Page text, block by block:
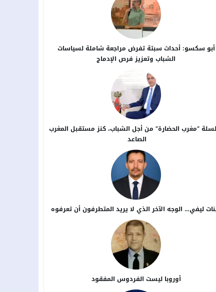
أبو سكسو: أحداث سبتة تفرض مراجعة شاملة لسياسات
الشباب وتعزيز فرص الإدماج
“مغرب الحضارة” من أجل ​الشباب، كنز مستقبل المغرب
الصاعد
ليفي… الوجه الآخر الذي لا يريد المتطرفون أن تعرفوه
أوروبا ليست الفردوس المفقود